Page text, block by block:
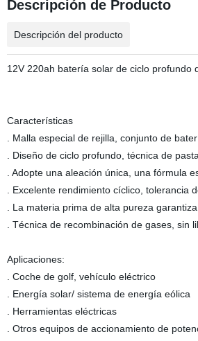
Descripción de Producto
Descripción del producto
12V 220ah batería solar de ciclo profundo
Características
. Malla especial de rejilla, conjunto de
. Diseño de ciclo profundo, técnica de
. Adopte una aleación única, una fórmula
. Excelente rendimiento cíclico,
. La materia prima de alta pureza
. Técnica de recombinación de gases,
Aplicaciones:
. Coche de golf, vehículo eléctrico
. Energía solar/ sistema de energía eólica
. Herramientas eléctricas
. Otros equipos de accionamiento de